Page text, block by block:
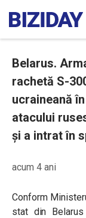
Belarus.
rachetă S-
ucraineană
atacului
și a intrat în
acum 4 ani
Conform
stat din